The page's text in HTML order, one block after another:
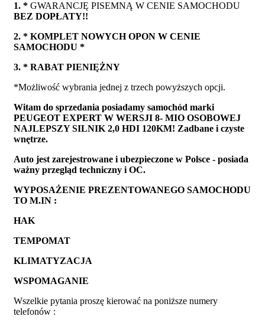
1. * GWARANCJĘ PISEMNĄ W CENIE SAMOCHODU
BEZ DOPŁATY!!
2. * KOMPLET NOWYCH OPON W CENIE
SAMOCHODU *
3. * RABAT PIENIĘŻNY
*Możliwość wybrania jednej z trzech powyższych opcji.
Witam do sprzedania posiadamy samochód marki
PEUGEOT EXPERT W WERSJI 8- MIO OSOBOWEJ
NAJLEPSZY SILNIK 2,0 HDI 120KM! Zadbane i czyste
wnętrze.
Auto jest zarejestrowane i ubezpieczone w Polsce - posiada
ważny przegląd techniczny i OC.
WYPOSAŻENIE PREZENTOWANEGO SAMOCHODU
TO M.IN :
HAK
TEMPOMAT
KLIMATYZACJA
WSPOMAGANIE
Wszelkie pytania proszę kierować na poniższe numery
telefonów :